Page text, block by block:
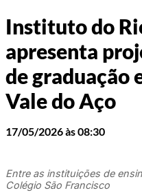
Instituto do
apresenta
de graduação
Vale do Aço
17/05/2026 às 08:30
Entre as instituições de
Colégio São Francisco